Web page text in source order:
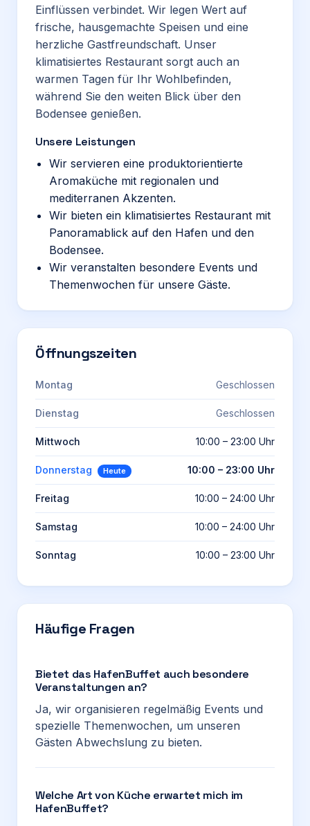
Einflüssen verbindet. Wir legen Wert auf
frische, hausgemachte Speisen und eine
herzliche Gastfreundschaft. Unser
klimatisiertes Restaurant sorgt auch an
warmen Tagen für Ihr Wohlbefinden,
während Sie den weiten Blick über den
Bodensee genießen.
Unsere Leistungen
Wir servieren eine produktorientierte
Aromaküche mit regionalen und
mediterranen Akzenten.
Wir bieten ein klimatisiertes Restaurant mit
Panoramablick auf den Hafen und den
Bodensee.
Wir veranstalten besondere Events und
Themenwochen für unsere Gäste.
Öffnungszeiten
Montag Geschlossen
Dienstag Geschlossen
Mittwoch 10:00 – 23:00 Uhr
Donnerstag Heute 10:00 – 23:00 Uhr
Freitag 10:00 – 24:00 Uhr
Samstag 10:00 – 24:00 Uhr
Sonntag 10:00 – 23:00 Uhr
Häufige Fragen
Bietet das HafenBuffet auch besondere
Veranstaltungen an?
Ja, wir organisieren regelmäßig Events und
spezielle Themenwochen, um unseren
Gästen Abwechslung zu bieten.
Welche Art von Küche erwartet mich im
HafenBuffet?